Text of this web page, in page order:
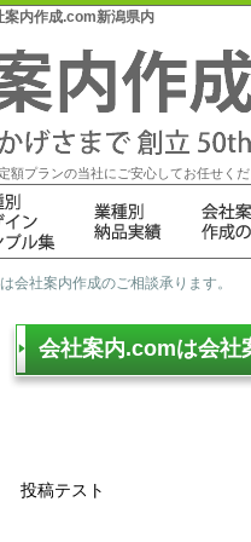
案内作成.com新潟県内
プランの当社にご安心してお任せく
会社案内作成のご相談承ります。
会社案内.comは会社
投稿テスト